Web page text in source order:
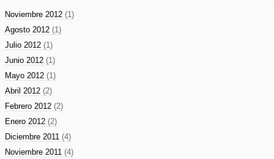
Noviembre 2012 (1)
Agosto 2012 (1)
Julio 2012 (1)
Junio 2012 (1)
Mayo 2012 (1)
Abril 2012 (2)
Febrero 2012 (2)
Enero 2012 (2)
Diciembre 2011 (4)
Noviembre 2011 (4)